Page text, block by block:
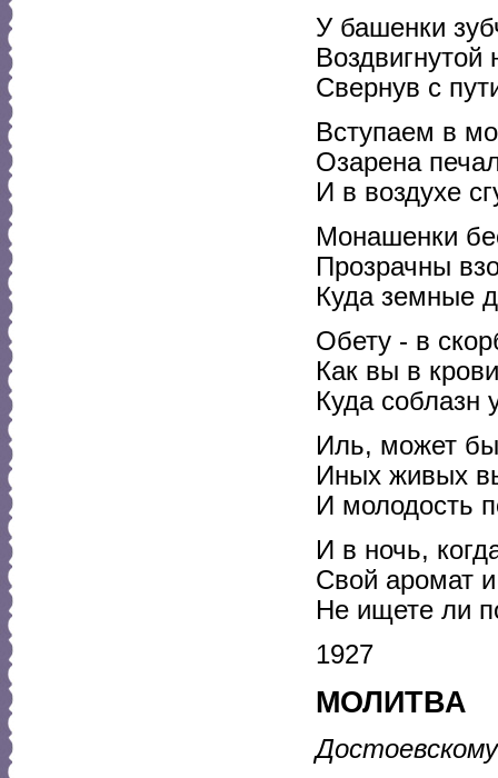
У башенки
Свернув с
Вступаем в
Озарена
И в воздухе
Монашенки
Прозрачны
Куда земные
Обету - в
Как вы в
Куда соблазн
Иль, может
Иных живых
И молодость
И в ночь,
Свой аромат
Не ищете ли
1927
МОЛИТВА
Достоевскому